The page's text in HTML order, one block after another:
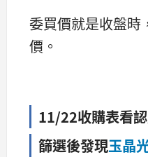
委買價就是收盤時
價。
11/22收購表看
篩選後發現玉晶